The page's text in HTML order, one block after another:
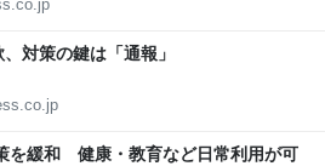
対策の鍵は「通報」
を緩和 健康・教育など日常利用が可